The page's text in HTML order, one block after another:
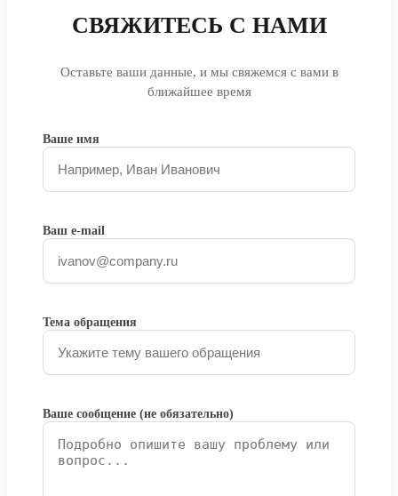
СВЯЖИТЕСЬ С НАМИ
Оставьте ваши данные, и мы свяжемся с вами в
ближайшее время
Ваше имя
Ваш e-mail
Тема обращения
Ваше сообщение (не обязательно)